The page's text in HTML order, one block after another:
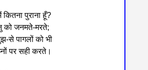
पुराना हूँ?
को जनमते-मरते;
से पागलों को भी
पर सही करते।